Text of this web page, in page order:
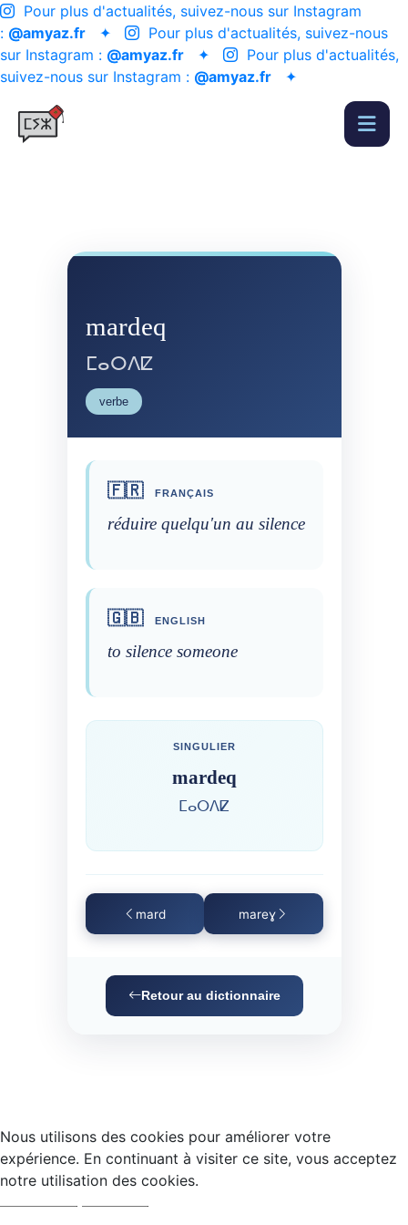
Pour plus d'actualités, suivez-nous sur Instagram
: @amyaz.fr ✦
Pour plus d'actualités, suivez-nous
sur Instagram : @amyaz.fr ✦
Pour plus d'actualités,
suivez-nous sur Instagram : @amyaz.fr ✦
mardeq
ⵎⴰⵔⴷⵇ
verbe
🇫🇷 FRANÇAIS
réduire quelqu'un au silence
🇬🇧 ENGLISH
to silence someone
SINGULIER
mardeq
ⵎⴰⵔⴷⵇ
mard mareɣ
Retour au dictionnaire
Nous utilisons des cookies pour améliorer votre
expérience. En continuant à visiter ce site, vous acceptez
notre utilisation des cookies.